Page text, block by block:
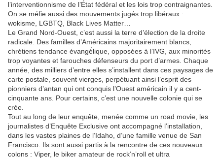
l’interventionnisme de l’État fédéral et les lois trop contraignantes.
On se méfie aussi des mouvements jugés trop libéraux :
wokisme, LGBTQ, Black Lives Matter…
Le Grand Nord-Ouest, c’est aussi la terre d’élection de la droite
radicale. Des familles d’Américains majoritairement blancs,
chrétiens tendance évangé́lique, opposées à l’IVG, aux minorités
trop voyantes et farouches défenseurs du port d’armes. Chaque
année, des milliers d’entre elles s’installent dans ces paysages de
carte postale, souvent vierges, perpétuant ainsi l’esprit des
pionniers d’antan qui ont conquis l’Ouest américain il y a cent-
cinquante ans. Pour certains, c’est une nouvelle colonie qui se
crée.
Tout au long de leur enquête, menée comme un road movie, les
journalistes d’Enquête Exclusive ont accompagné l’installation,
dans les vastes plaines de l’Idaho, d’une famille venue de San
Francisco. Ils sont aussi partis à la rencontre de ces nouveaux
colons : Viper, le biker amateur de rock’n’roll et ultra